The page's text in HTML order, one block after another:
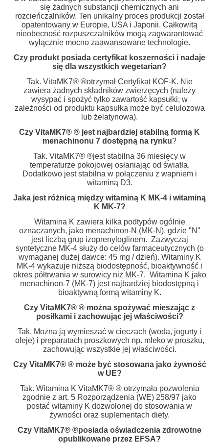
się żadnych substancji chemicznych ani
rozcieńczalników. Ten unikalny proces produkcji został
opatentowany w Europie, USA i Japonii. Całkowitą
nieobecność rozpuszczalników mogą zagwarantować
wyłącznie mocno zaawansowane technologie.
Czy produkt posiada certyfikat koszerności i nadaje
się dla wszystkich wegetarian?
Tak. VitaMK7® ®otrzymał Certyfikat KOF-K. Nie
zawiera żadnych składników zwierzęcych (należy
wysypać i spożyć tylko zawartość kapsułki; w
zależności od produktu kapsułka może być celulozowa
lub żelatynowa).
Czy VitaMK7® ® jest najbardziej stabilną formą K
menachinonu 7 dostępną na rynku?
Tak. VitaMK7® ®jest stabilna 36 miesięcy w
temperaturze pokojowej osłaniając od światła.
Dodatkowo jest stabilna w połączeniu z wapniem i
witaminą D3.
Jaka jest różnicą między witaminą K MK-4 i witaminą
K MK-7?
Witamina K zawiera kilka podtypów ogólnie
oznaczanych, jako menachinon-N (MK-N), gdzie "N"
jest liczbą grup izoprenyloglinem. Zazwyczaj
syntetyczne MK-4 służy do celów farmaceutycznych (o
wymaganej dużej dawce: 45 mg / dzień). Witaminy K
MK-4 wykazuje niższą biodostępność, bioaktywność i
okres półtrwania w surowicy niż MK-7. Witamina K jako
menachinon-7 (MK-7) jest najbardziej biodostępną i
bioaktywną formą witaminy K.
Czy VitaMK7® ® można spożywać mieszając z
posiłkami i zachowując jej właściwości?
Tak. Można ją wymieszać w cieczach (woda, jogurty i
oleje) i preparatach proszkowych np. mleko w proszku,
zachowując wszystkie jej właściwości.
Czy VitaMK7® ® może być stosowana jako żywność
w UE?
Tak. Witamina K VitaMK7® ® otrzymała pozwolenia
zgodnie z art. 5 Rozporządzenia (WE) 258/97 jako
postać witaminy K dozwolonej do stosowania w
żywności oraz suplementach diety.
Czy VitaMK7® ®posiada oświadczenia zdrowotne
opublikowane przez EFSA?